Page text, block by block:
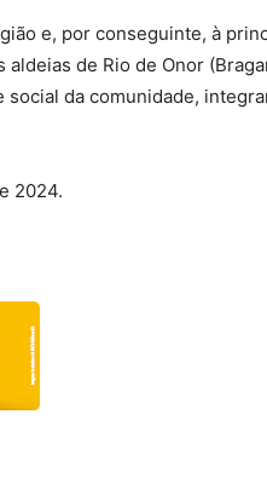
e, por conseguinte, à
de Rio de Onor
da comunidade,
2024.